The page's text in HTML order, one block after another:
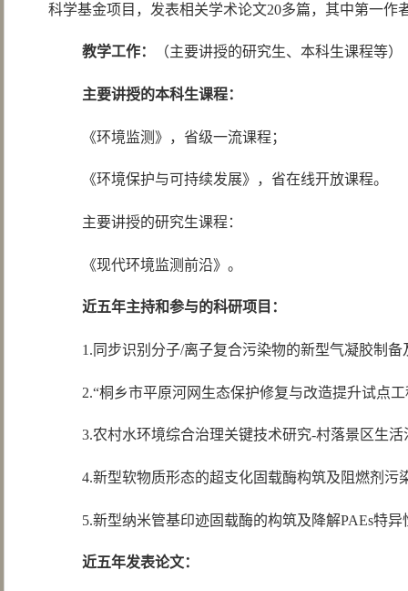
科学基金项目，发表相关学术论文20多篇，其中第一作
教学工作： （主要讲授的研究生、本科生课程等）
主要讲授的本科生课程：
《环境监测》，省级一流课程；
《环境保护与可持续发展》，省在线开放课程。
主要讲授的研究生课程：
《现代环境监测前沿》。
近五年主持和参与的科研项目：
1.同步识别分子/离子复合污染物的新型气凝胶制
2.“桐乡市平原河网生态保护修复与改造提升试点
3.农村水环境综合治理关键技术研究-村落景区生
4.新型软物质形态的超支化固载酶构筑及阻燃剂污
5.新型纳米管基印迹固载酶的构筑及降解PAEs特
近五年发表论文：